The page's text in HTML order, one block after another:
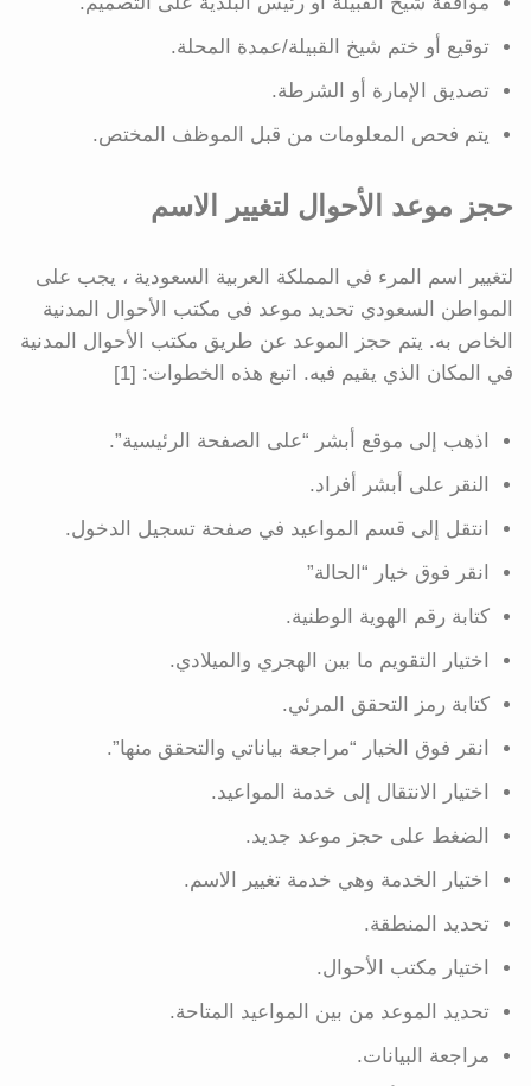
توقيع أو ختم شيخ القبيلة/عمدة المحلة.
تصديق الإمارة أو الشرطة.
يتم فحص المعلومات من قبل الموظف المختص.
حجز موعد الأحوال لتغيير الاسم
لتغيير اسم المرء في المملكة العربية السعودية ، يجب على
المواطن السعودي تحديد موعد في مكتب الأحوال المدنية
الخاص به. يتم حجز الموعد عن طريق مكتب الأحوال المدنية
في المكان الذي يقيم فيه. اتبع هذه الخطوات: [1]
اذهب إلى موقع أبشر “على الصفحة الرئيسية”.
النقر على أبشر أفراد.
انتقل إلى قسم المواعيد في صفحة تسجيل الدخول.
انقر فوق خيار “الحالة”
كتابة رقم الهوية الوطنية.
اختيار التقويم ما بين الهجري والميلادي.
كتابة رمز التحقق المرئي.
انقر فوق الخيار “مراجعة بياناتي والتحقق منها”.
اختيار الانتقال إلى خدمة المواعيد.
الضغط على حجز موعد جديد.
اختيار الخدمة وهي خدمة تغيير الاسم.
تحديد المنطقة.
اختيار مكتب الأحوال.
تحديد الموعد من بين المواعيد المتاحة.
مراجعة البيانات.